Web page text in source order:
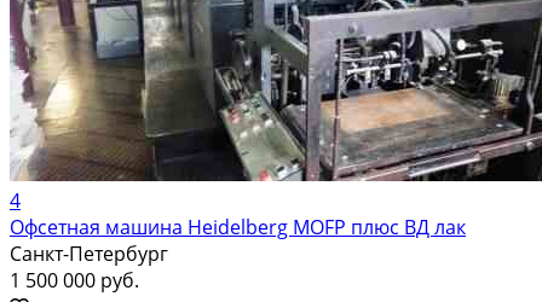
4
Офсетная машина Heidelberg MOFP плюс ВД лак
Санкт-Петербург
1 500 000 руб.